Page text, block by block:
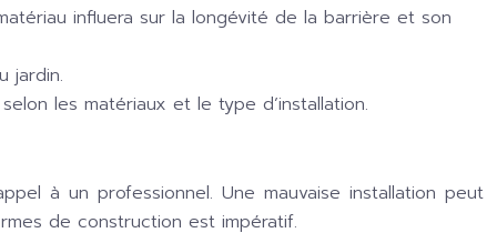
influera sur la longévité de la barrière et son
jardin.
les matériaux et le type d’installation.
à un professionnel. Une mauvaise installation peut
de construction est impératif.